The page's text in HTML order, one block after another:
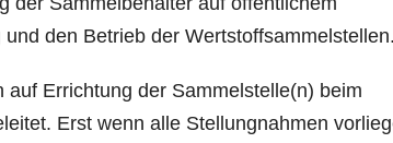
den Betrieb der
Errichtung der Sammelstelle(n) beim
Erst wenn alle Stellungnahmen